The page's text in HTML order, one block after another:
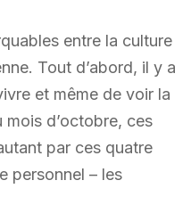
entre la culture
Tout d’abord, il y a
et même de voir la
d’octobre, ces
par ces quatre
personnel – les